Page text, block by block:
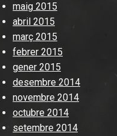
maig 2015
abril 2015
març 2015
febrer 2015
gener 2015
desembre 2014
novembre 2014
octubre 2014
setembre 2014